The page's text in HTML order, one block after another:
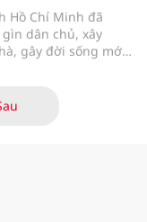
Hồ Chí Minh đã
dân chủ, xây
gây đời sống mới,
một người dân
nước yếu ớt, mỗi
mạnh khỏe tức là